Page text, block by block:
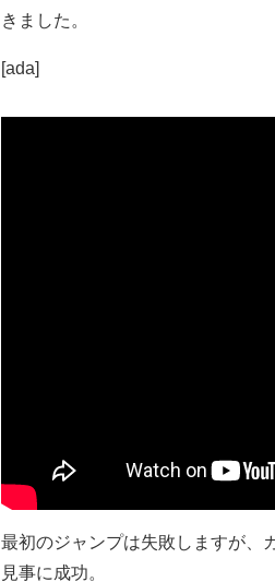
きました。
[ada]
最初のジャンプは失敗しますが、
見事に成功。